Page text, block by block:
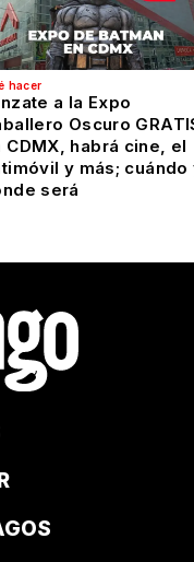
hacer
a la Expo
Oscuro
CDMX, habrá cine, el
y más; cuándo
será